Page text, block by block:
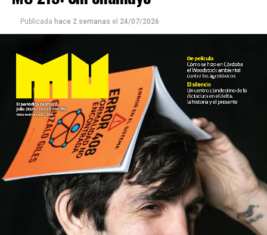
Publicada hace 2 semanas el 24/07/2026